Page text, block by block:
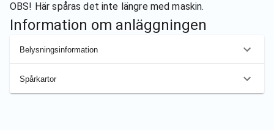
OBS! Här spåras det inte längre med maskin.
Information om anläggningen
Belysningsinformation
Spårkartor